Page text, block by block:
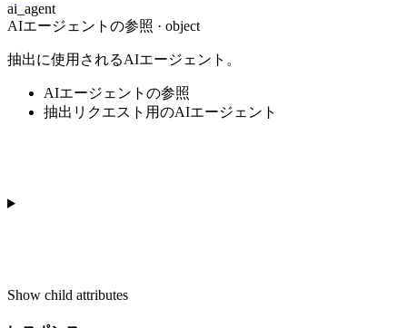
ai_agent
AIエージェントの参照 · object
抽出に使用されるAIエージェント。
AIエージェントの参照
抽出リクエスト用のAIエージェント
Show child attributes